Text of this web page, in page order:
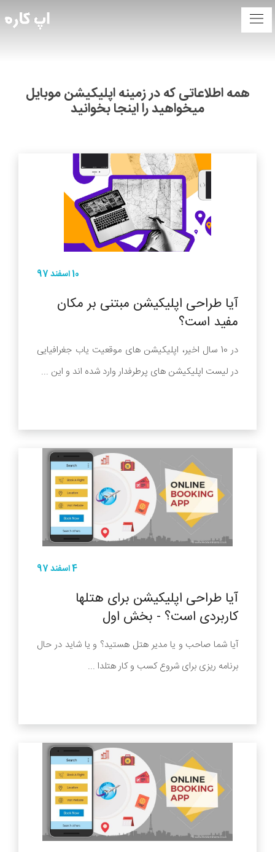
همه اطلاعاتی که در زمینه اپلیکیشن موبایل
میخواهید را اینجا بخوانید
10 اسفند 97
آیا طراحی اپلیکیشن مبتنی بر مکان
مفید است؟
در 10 سال اخیر، اپلیکیشن های موقعیت یاب جغرافیایی
در لیست اپلیکیشن های پرطرفدار وارد شده اند و این ...
4 اسفند 97
آیا طراحی اپلیکیشن برای هتلها
کاربردی است؟ - بخش اول
آیا شما صاحب و یا مدیر هتل هستید؟ و یا شاید در حال
برنامه ریزی برای شروع کسب و کار هتلدا ...